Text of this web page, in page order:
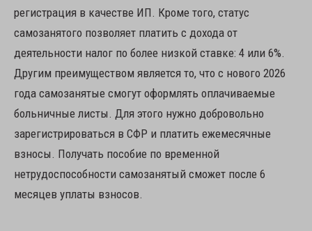
регистрация в качестве ИП. Кроме того, статус
самозанятого позволяет платить с дохода от
деятельности налог по более низкой ставке: 4 или 6%.
Другим преимуществом является то, что с нового 2026
года самозанятые смогут оформлять оплачиваемые
больничные листы. Для этого нужно добровольно
зарегистрироваться в СФР и платить ежемесячные
взносы. Получать пособие по временной
нетрудоспособности самозанятый сможет после 6
месяцев уплаты взносов.